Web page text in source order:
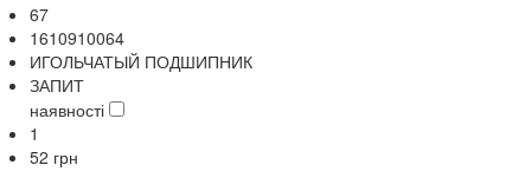
67
1610910064
ИГОЛЬЧАТЫЙ ПОДШИПНИК
ЗАПИТ
наявності
1
52 грн